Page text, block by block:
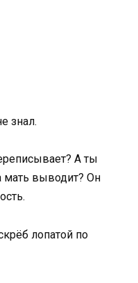
знал.
А ты
мать выводит? Он
лопатой по